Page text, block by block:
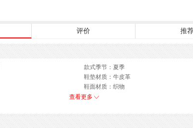
评价 推
款式季节：夏季
鞋垫材质：牛皮革
鞋面材质：织物
参考鞋长(女)：26.5CM
性别：女子
上市时间：2026年夏季
查看更多